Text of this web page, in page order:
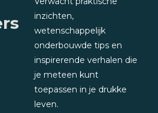
inzichten,
wetenschappelijk
onderbouwde tips en
inspirerende verhalen die
je meteen kunt
toepassen in je drukke
leven.